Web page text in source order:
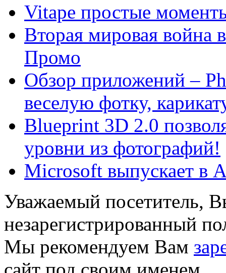
Vitape простые
Вторая мировая война
Промо
Обзор приложений –
веселую фотку,
Blueprint 3D 2.0
уровни из фотографий!
Microsoft выпускает в
Уважаемый посетитель,
незарегистрированный
Мы рекомендуем Вам